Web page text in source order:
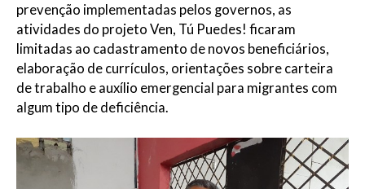
prevenção implementadas pelos governos, as
atividades do projeto Ven, Tú Puedes! ficaram
limitadas ao cadastramento de novos beneficiários,
elaboração de currículos, orientações sobre carteira
de trabalho e auxílio emergencial para migrantes com
algum tipo de deficiência.